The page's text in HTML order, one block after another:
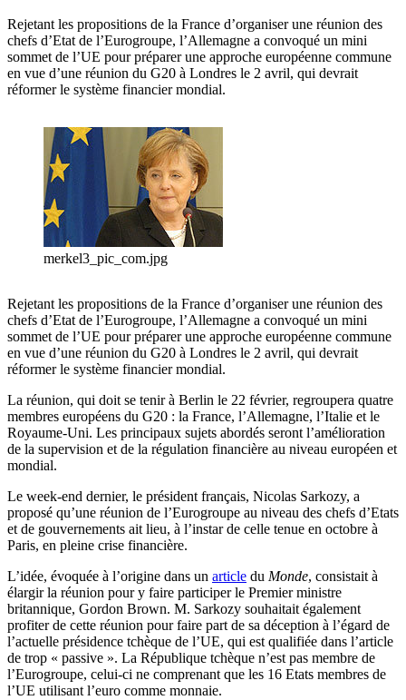
Rejetant les propositions de la France d’organiser une réunion des
chefs d’Etat de l’Eurogroupe, l’Allemagne a convoqué un mini
sommet de l’UE pour préparer une approche européenne commune
en vue d’une réunion du G20 à Londres le 2 avril, qui devrait
réformer le système financier mondial.
merkel3_pic_com.jpg
Rejetant les propositions de la France d’organiser une réunion des
chefs d’Etat de l’Eurogroupe, l’Allemagne a convoqué un mini
sommet de l’UE pour préparer une approche européenne commune
en vue d’une réunion du G20 à Londres le 2 avril, qui devrait
réformer le système financier mondial.
La réunion, qui doit se tenir à Berlin le 22 février, regroupera quatre
membres européens du G20 : la France, l’Allemagne, l’Italie et le
Royaume-Uni. Les principaux sujets abordés seront l’amélioration
de la supervision et de la régulation financière au niveau européen et
mondial.
Le week-end dernier, le président français, Nicolas Sarkozy, a
proposé qu’une réunion de l’Eurogroupe au niveau des chefs d’Etats
et de gouvernements ait lieu, à l’instar de celle tenue en octobre à
Paris, en pleine crise financière.
L’idée, évoquée à l’origine dans un article du Monde, consistait à
élargir la réunion pour y faire participer le Premier ministre
britannique, Gordon Brown. M. Sarkozy souhaitait également
profiter de cette réunion pour faire part de sa déception à l’égard de
l’actuelle présidence tchèque de l’UE, qui est qualifiée dans l’article
de trop « passive ». La République tchèque n’est pas membre de
l’Eurogroupe, celui-ci ne comprenant que les 16 Etats membres de
l’UE utilisant l’euro comme monnaie.